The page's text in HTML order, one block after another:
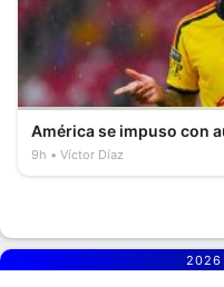
América se impuso con
9h Víctor Díaz
2026